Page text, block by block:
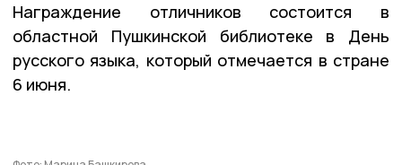
Награждение отличников состоится в
областной Пушкинской библиотеке в День
русского языка, который отмечается в стране
6 июня.